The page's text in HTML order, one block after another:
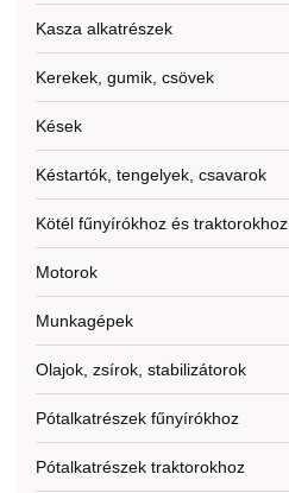
Kasza alkatrészek
Kerekek, gumik, csövek
Kések
Késtartók, tengelyek, csavarok
Kötél fűnyírókhoz és traktorokhoz
Motorok
Munkagépek
Olajok, zsírok, stabilizátorok
Pótalkatrészek fűnyírókhoz
Pótalkatrészek traktorokhoz